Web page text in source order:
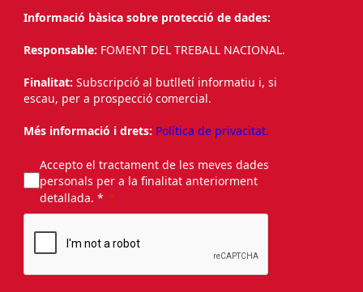
Informació bàsica sobre protecció de dades:
Responsable: FOMENT DEL TREBALL NACIONAL.
Finalitat: Subscripció al butlletí informatiu i, si
escau, per a prospecció comercial.
Més informació i drets: Política de privacitat.
Accepto el tractament de les meves dades
personals per a la finalitat anteriorment
detallada. *